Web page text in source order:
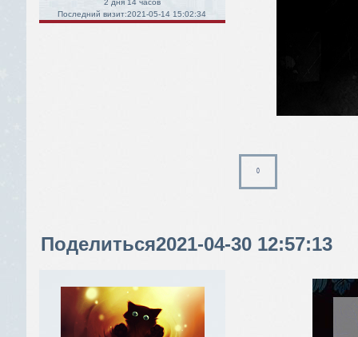
2 дня 14 часов
Последний визит:2021-05-14 15:02:34
0
Поделиться2021-04-30 12:57:13